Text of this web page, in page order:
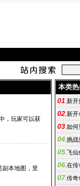
，玩家可以获
副本地图，里
本类
01.新开
02.新开
03.如何
04.挑战
05.飞仙
06.在传
07.传奇